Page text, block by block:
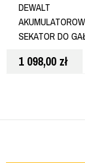
DEWALT
SEKATOR DO
1 098,00 zł